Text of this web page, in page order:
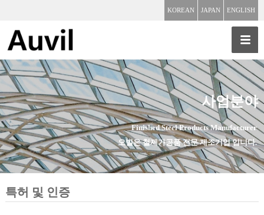
KOREAN JAPAN ENGLISH
사업분야
Finished Steel Products Manufacturer
오빌은 철제가공품 전문 제조기업 입니다.
특허 및 인증